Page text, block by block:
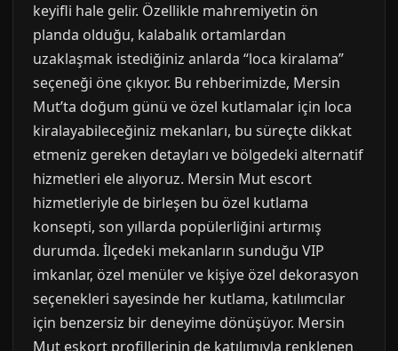
keyifli hale gelir. Özellikle mahremiyetin ön
planda olduğu, kalabalık ortamlardan
uzaklaşmak istediğiniz anlarda “loca kiralama”
seçeneği öne çıkıyor. Bu rehberimizde, Mersin
Mut’ta doğum günü ve özel kutlamalar için loca
kiralayabileceğiniz mekanları, bu süreçte dikkat
etmeniz gereken detayları ve bölgedeki alternatif
hizmetleri ele alıyoruz. Mersin Mut escort
hizmetleriyle de birleşen bu özel kutlama
konsepti, son yıllarda popülerliğini artırmış
durumda. İlçedeki mekanların sunduğu VIP
imkanlar, özel menüler ve kişiye özel dekorasyon
seçenekleri sayesinde her kutlama, katılımcılar
için benzersiz bir deneyime dönüşüyor. Mersin
Mut eskort profillerinin de katılımıyla renklenen